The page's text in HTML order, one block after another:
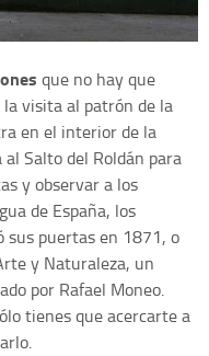
que no hay que
visita al patrón de la
en el interior de la
Salto del Roldán para
y observar a los
de España, los
sus puertas en 1871, o
y Naturaleza, un
por Rafael Moneo.
tienes que acercarte a